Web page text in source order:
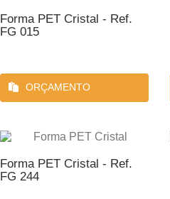
Forma PET Cristal - Ref.
FG 015
ORÇAMENTO
Forma PET Cristal - Ref.
FG 244